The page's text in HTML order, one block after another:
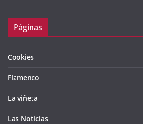
Páginas
Cookies
Flamenco
La viñeta
Las Noticias